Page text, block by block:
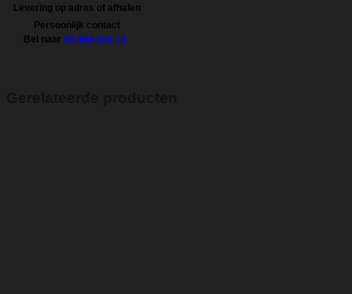
Levering op adres of afhalen
Persoonlijk contact
Bel naar 06 484 024 18